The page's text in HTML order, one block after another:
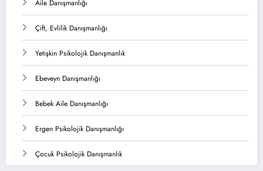
Aile Danışmanlığı
Çift, Evlilik Danışmanlığı
Yetişkin Psikolojik Danışmanlık
Ebeveyn Danışmanlığı
Bebek Aile Danışmanlığı
Ergen Psikolojik Danışmanlığı
Çocuk Psikolojik Danışmanlık